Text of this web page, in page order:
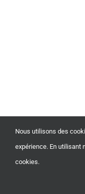
© Copyright
Nous utilisons des
expérience. En utilisant
cookies.